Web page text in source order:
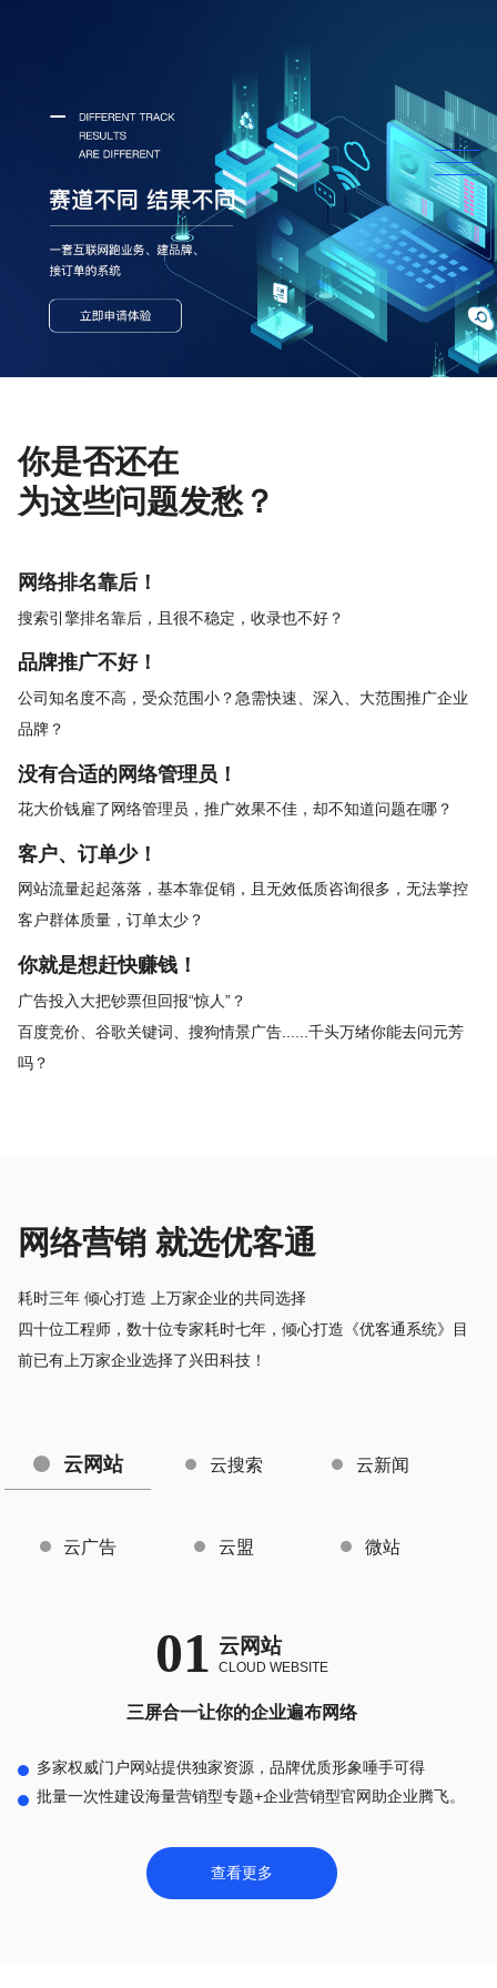
你是否还在
为这些问题发愁？
网络排名靠后！
搜索引擎排名靠后，且很不稳定，收录也不好？
品牌推广不好！
公司知名度不高，受众范围小？急需快速、深入、大范围推广企业
品牌？
没有合适的网络管理员！
花大价钱雇了网络管理员，推广效果不佳，却不知道问题在哪？
客户、订单少！
网站流量起起落落，基本靠促销，且无效低质咨询很多，无法掌控
客户群体质量，订单太少？
你就是想赶快赚钱！
广告投入大把钞票但回报“惊人”？
百度竞价、谷歌关键词、搜狗情景广告......千头万绪你能去问元芳
吗？
网络营销 就选优客通
耗时三年 倾心打造 上万家企业的共同选择
四十位工程师，数十位专家耗时七年，倾心打造《优客通系统》目
前已有上万家企业选择了兴田科技！
云网站 云搜索 云新闻
云广告 云盟 微站
01 云网站
CLOUD WEBSITE
三屏合一让你的企业遍布网络
多家权威门户网站提供独家资源，品牌优质形象唾手可得
批量一次性建设海量营销型专题+企业营销型官网助企业腾飞。
查看更多